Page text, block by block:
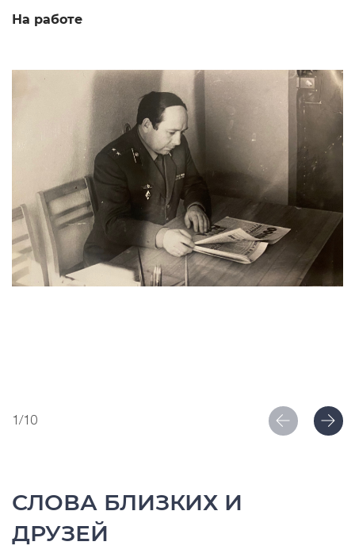
На работе
1/10
СЛОВА БЛИЗКИХ И
ДРУЗЕЙ